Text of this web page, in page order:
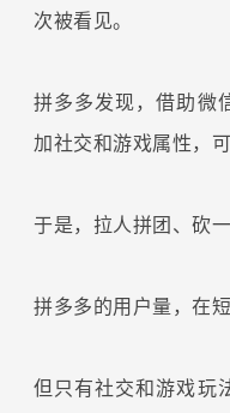
次被看见。
拼多多发现，借助微
加社交和游戏属性，
于是，拉人拼团、砍
拼多多的用户量，在
但只有社交和游戏玩